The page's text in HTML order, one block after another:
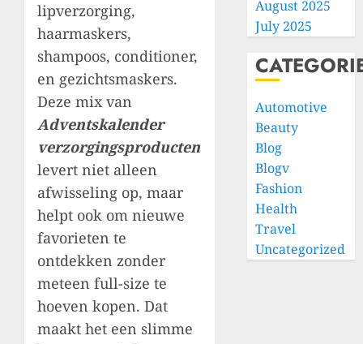
lipverzorging,
haarmaskers,
shampoos, conditioner,
en gezichtsmaskers.
Deze mix van
Adventskalender
verzorgingsproducten
levert niet alleen
afwisseling op, maar
helpt ook om nieuwe
favorieten te
ontdekken zonder
meteen full-size te
hoeven kopen. Dat
maakt het een slimme
August 2025
July 2025
Automotive
Beauty
Blog
Blogv
Fashion
Health
Travel
Uncategorized